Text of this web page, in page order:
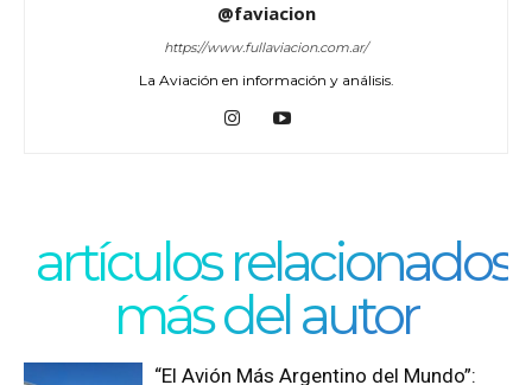
@faviacion
https://www.fullaviacion.com.ar/
La Aviación en información y análisis.
artículos relacionados
más del autor
“El Avión Más Argentino del Mundo”: